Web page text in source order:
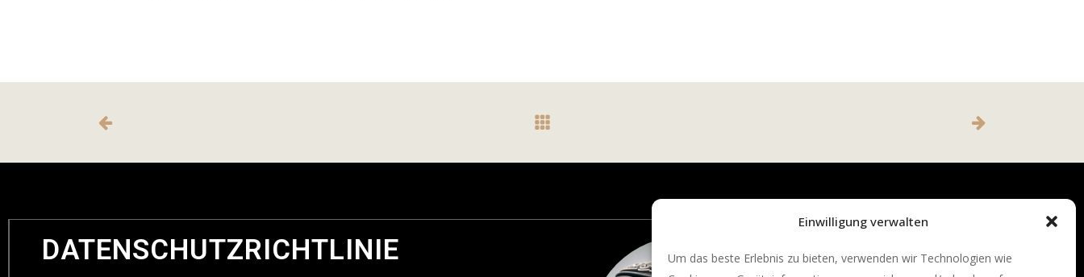
Einwilligung verwalten
Um das beste Erlebnis zu bieten, verwenden wir Technologien wie
DATENSCHUTZRICHTLINIE